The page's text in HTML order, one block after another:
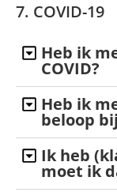
7. COVID-19
Heb ik
COVID?
Heb ik
beloop
Ik heb
moet ik